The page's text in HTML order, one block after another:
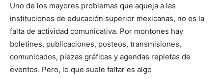
Uno de los mayores problemas que aqueja a las
instituciones de educación superior mexicanas, no es la
falta de actividad comunicativa. Por montones hay
boletines, publicaciones, posteos, transmisiones,
comunicados, piezas gráficas y agendas repletas de
eventos. Pero, lo que suele faltar es algo